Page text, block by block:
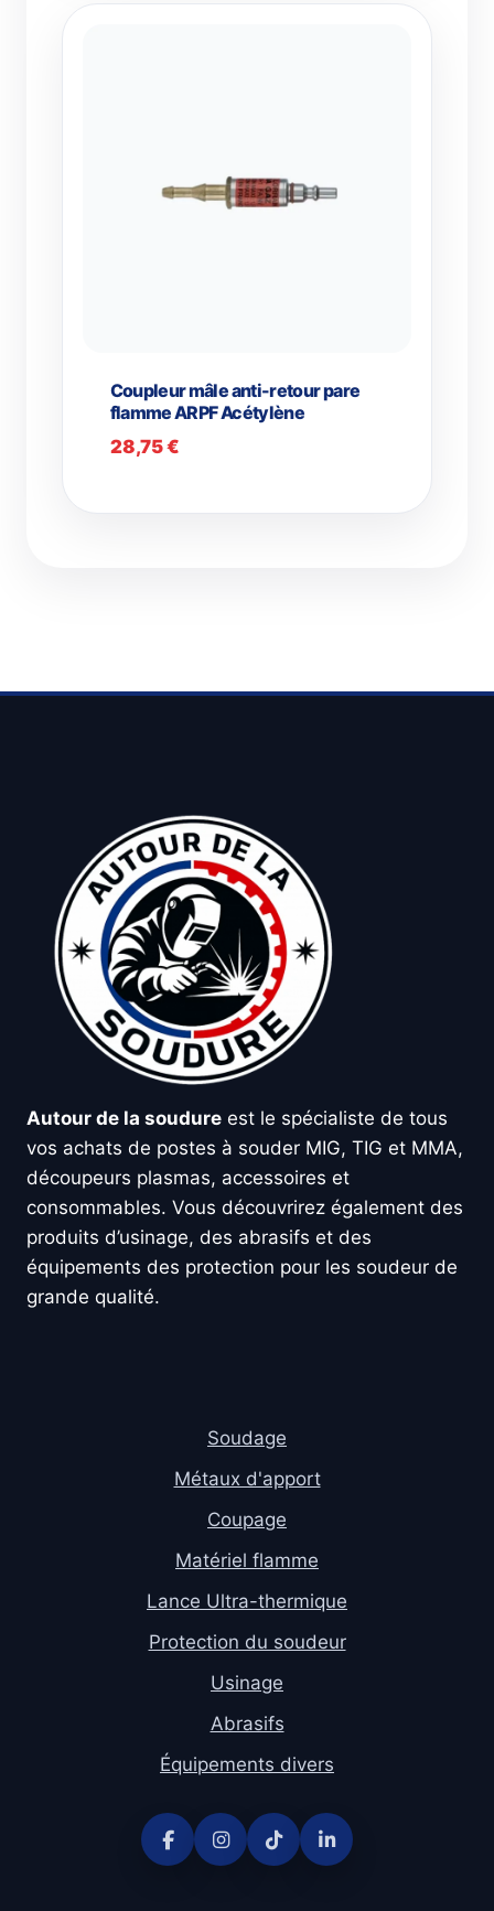
Coupleur mâle anti-retour pare
flamme ARPF Acétylène
28,75€
Autour de la soudure est le spécialiste de tous
vos achats de postes à souder MIG, TIG et MMA,
découpeurs plasmas, accessoires et
consommables. Vous découvrirez également des
produits d’usinage, des abrasifs et des
équipements des protection pour les soudeur de
grande qualité.
Soudage
Métaux d'apport
Coupage
Matériel flamme
Lance Ultra-thermique
Protection du soudeur
Usinage
Abrasifs
Équipements divers